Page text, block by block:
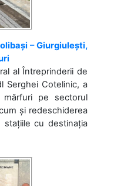
– Giurgiulești,
al Întreprinderii de
Serghei Cotelinic, a
mărfuri pe sectorul
și redeschiderea
stațiile cu destinația